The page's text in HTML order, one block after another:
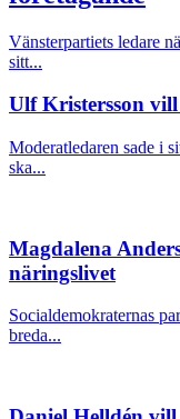
Vänsterpartiets ledare
sitt...
Ulf Kristersson
Moderatledaren sade i
ska...
Magdalena
näringslivet
Socialdemokraternas
breda...